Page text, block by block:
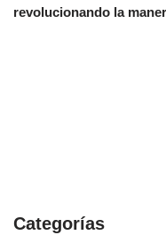
revolucionando la
Categorías